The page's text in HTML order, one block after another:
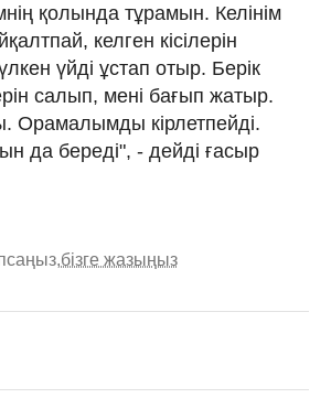
қолында тұрамын. Келінім
келген кісілерін
үйді ұстап отыр. Берік
салып, мені бағып жатыр.
Орамалымды кірлетпейді.
да береді", - дейді ғасыр
бізге жазыңыз